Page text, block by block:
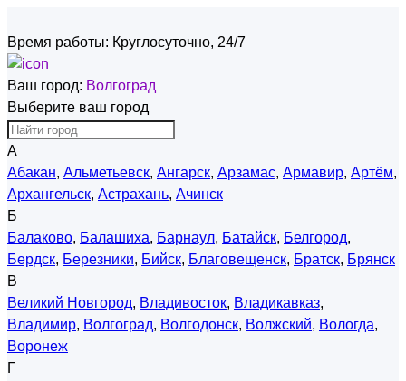
Время работы: Круглосуточно, 24/7
Ваш город: Волгоград
Выберите ваш город
А
Абакан, Альметьевск, Ангарск, Арзамас, Армавир, Артём,
Архангельск, Астрахань, Ачинск
Б
Балаково, Балашиха, Барнаул, Батайск, Белгород,
Бердск, Березники, Бийск, Благовещенск, Братск, Брянск
В
Великий Новгород, Владивосток, Владикавказ,
Владимир, Волгоград, Волгодонск, Волжский, Вологда,
Воронеж
Г